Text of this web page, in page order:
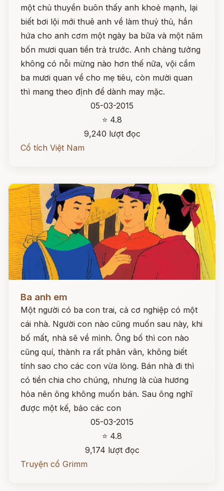
một chủ thuyền buôn thấy anh khoẻ mạnh, lại
biết bơi lội mới thuê anh về làm thuỷ thủ, hắn
hứa cho anh cơm một ngày ba bữa và một năm
bốn mươi quan tiền trả trước. Anh chàng tưởng
không có nỗi mừng nào hơn thế nữa, vội cầm
ba mươi quan về cho mẹ tiêu, còn mười quan
thì mang theo định để dành may mặc.
05-03-2015
⭐ 4.8
9,240 lượt đọc
Cổ tích Việt Nam
Ba anh em
Một người có ba con trai, cả cơ nghiệp có một
cái nhà. Người con nào cũng muốn sau này, khi
bố mất, nhà sẽ về mình. Ông bố thì con nào
cũng quí, thành ra rất phân vân, không biết
tính sao cho các con vừa lòng. Bán nhà đi thì
có tiền chia cho chúng, nhưng là của hương
hỏa nên ông không muốn bán. Sau ông nghĩ
được một kế, bảo các con
05-03-2015
⭐ 4.8
9,174 lượt đọc
Truyện cổ Grimm